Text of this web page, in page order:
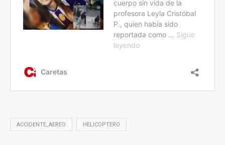
ACCIDENTE_AEREO HELICOPTERO